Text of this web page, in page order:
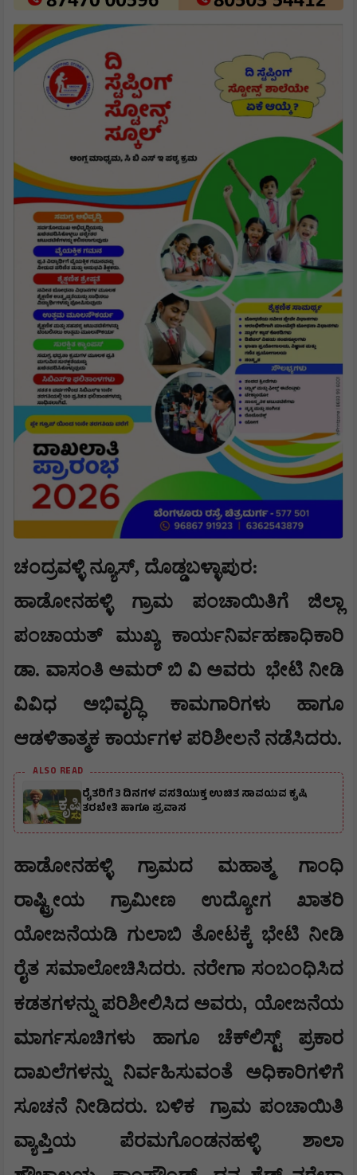
ಚಂದ್ರವಳ್ಳಿ ನ್ಯೂಸ್, ದೊಡ್ಡಬಳ್ಳಾಪುರ:
ಹಾಡೋನಹಳ್ಳಿ ಗ್ರಾಮ ಪಂಚಾಯಿತಿಗೆ ಜಿಲ್ಲಾ
ಪಂಚಾಯತ್ ಮುಖ್ಯ ಕಾರ್ಯನಿರ್ವಹಣಾಧಿಕಾರಿ
ಡಾ. ವಾಸಂತಿ ಅಮರ್ ಬಿ ವಿ ಅವರು ಭೇಟಿ ನೀಡಿ
ವಿವಿಧ ಅಭಿವೃದ್ಧಿ ಕಾಮಗಾರಿಗಳು ಹಾಗೂ
ಆಡಳಿತಾತ್ಮಕ ಕಾರ್ಯಗಳ ಪರಿಶೀಲನೆ ನಡೆಸಿದರು.
ALSO READ
ರೈತರಿಗೆ 3 ದಿನಗಳ ವಸತಿಯುಕ್ತ ಉಚಿತ ಸಾವಯವ ಕೃಷಿ
ತರಬೇತಿ ಹಾಗೂ ಪ್ರವಾಸ
ಹಾಡೋನಹಳ್ಳಿ ಗ್ರಾಮದ ಮಹಾತ್ಮ ಗಾಂಧಿ
ರಾಷ್ಟ್ರೀಯ ಗ್ರಾಮೀಣ ಉದ್ಯೋಗ ಖಾತರಿ
ಯೋಜನೆಯಡಿ ಗುಲಾಬಿ ತೋಟಕ್ಕೆ ಭೇಟಿ ನೀಡಿ
ರೈತ ಸಮಾಲೋಚಿಸಿದರು. ನರೇಗಾ ಸಂಬಂಧಿಸಿದ
ಕಡತಗಳನ್ನು ಪರಿಶೀಲಿಸಿದ ಅವರು, ಯೋಜನೆಯ
ಮಾರ್ಗಸೂಚಿಗಳು ಹಾಗೂ ಚೆಕ್‌ಲಿಸ್ಟ್ ಪ್ರಕಾರ
ದಾಖಲೆಗಳನ್ನು ನಿರ್ವಹಿಸುವಂತೆ ಅಧಿಕಾರಿಗಳಿಗೆ
ಸೂಚನೆ ನೀಡಿದರು. ಬಳಿಕ
ಗ್ರಾಮ ಪಂಚಾಯಿತಿ
ವ್ಯಾಪ್ತಿಯ ಪೆರಮಗೊಂಡನಹಳ್ಳಿ ಶಾಲಾ